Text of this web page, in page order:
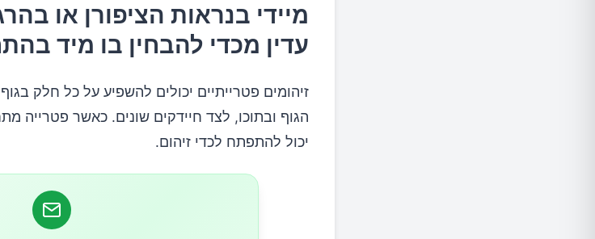
למה זה מתפתח?
כיצד הזיהום נראה
כיצד אוכל לדעת אם יש לי זיהום של פטרת
מיידי בנראות הציפורן או
עדין מכדי להבחין בו מיד
זיהומים פטרייתיים יכולים להשפיע על כל חלק
הגוף ובתוכו, לצד חיידקים שונים. כאשר פטרייה
יכול להתפתח לכדי זיהום.